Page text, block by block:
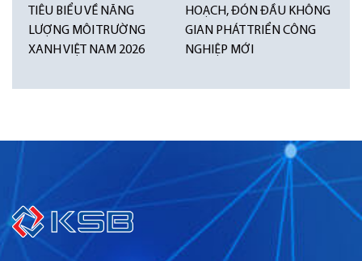
TIÊU BIỂU VỀ NĂNG
LƯỢNG MÔI TRƯỜNG
XANH VIỆT NAM 2026
HOẠCH, ĐÓN ĐẦU KHÔNG
GIAN PHÁT TRIỂN CÔNG
NGHIỆP MỚI